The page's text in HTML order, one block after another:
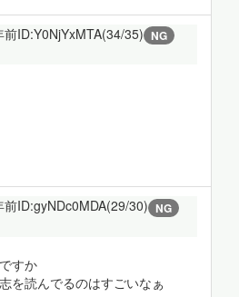
前ID:Y0NjYxMTA(34/35) NG
前ID:gyNDc0MDA(29/30) NG
すか
を読んでるのはすごいなぁ